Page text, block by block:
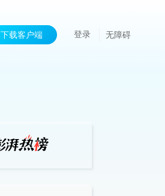
下载客户端 登录 无障碍